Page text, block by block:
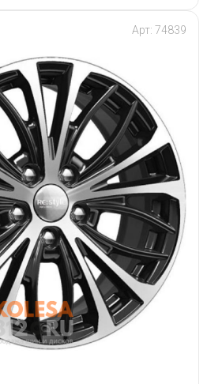
Арт: 74839